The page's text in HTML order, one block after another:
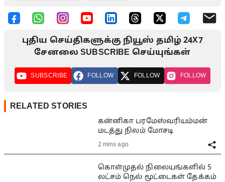
புதிய செய்திகளுக்கு நியூஸ் தமிழ் 24X7
சேனலை SUBSCRIBE செய்யுங்கள்
SUBSCRIBE FOLLOW FOLLOW FOLLOW
RELATED STORIES
கன்னிகா பரமேஸ்வரியம்மன்
மடத்து நிலம் மோசடி
2 mins ago
கொள்முதல் நிலையங்களில் 5
லட்சம் நெல் மூட்டைகள் தேக்கம்